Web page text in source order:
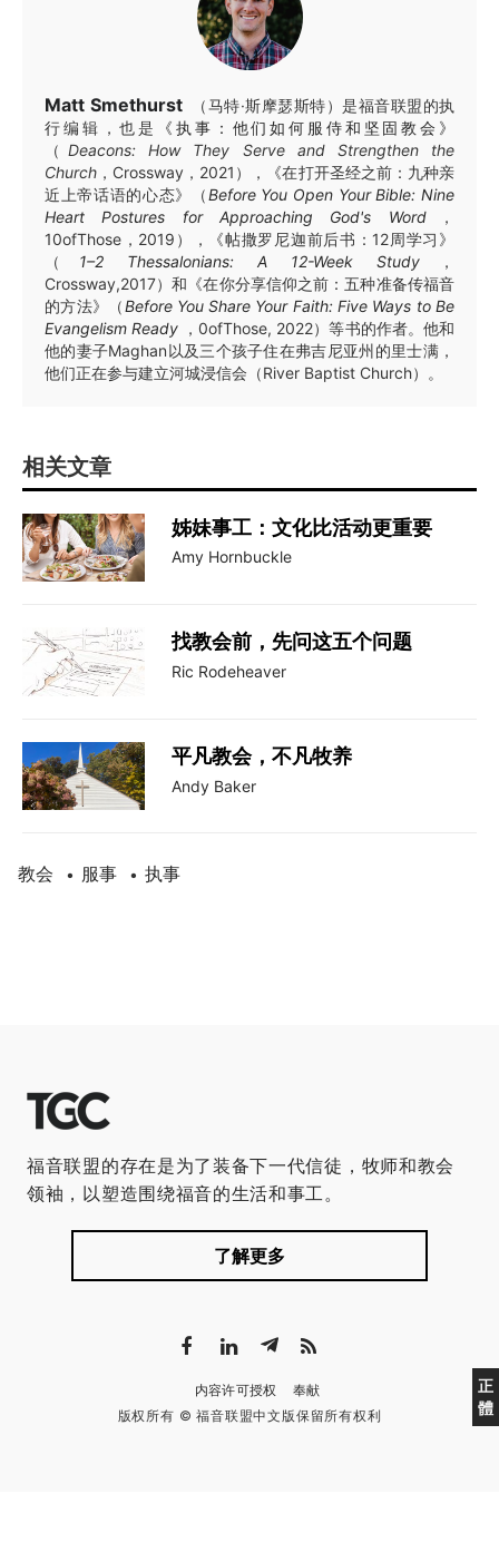
Matt Smethurst
（马特·斯摩瑟斯特）是福音联盟的执
行编辑，也是
《执事：他们如何服侍和坚固教会》
（Deacons: How They Serve and Strengthen the
Church ，Crossway，2021），《在打开圣经之前：九种亲
近上帝话语的心态》（Before You Open Your Bible: Nine
Heart Postures for Approaching God's Word，
10ofThose，2019），《帖撒罗尼迦前后书：12周学习》
（ 1–2 Thessalonians: A 12-Week Study ，
Crossway,2017）和《在你分享信仰之前：五种准备传福音
的方法》（Before You Share Your Faith: Five Ways to Be
Evangelism Ready ，0ofThose, 2022）等书的作者。他和
他的妻子Maghan以及三个孩子住在弗吉尼亚州的里士满，
他们正在参与建立河城浸信会（River Baptist Church）。
相关文章
姊妹事工：文化比活动更重要
Amy Hornbuckle
找教会前，先问这五个问题
Ric Rodeheaver
平凡教会，不凡牧养
Andy Baker
教会 • 服事 • 执事
正
體
福音联盟的存在是为了装备下一代信徒，牧师和教会
领袖，以塑造围绕福音的生活和事工。
了解更多
内容许可授权
奉献
版权所有 © 福音联盟中文版保留所有权利